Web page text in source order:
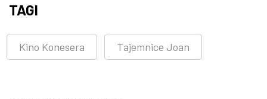
TAGI
Kino Konesera Tajemnice Joan